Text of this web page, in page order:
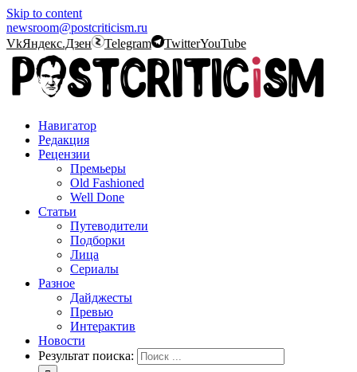
Skip to content
newsroom@postcriticism.ru
VkЯндекс.Дзен Telegram TwitterYouTube
Навигатор
Редакция
Рецензии
Премьеры
Old Fashioned
Well Done
Статьи
Путеводители
Подборки
Лица
Сериалы
Разное
Дайджесты
Превью
Интерактив
Новости
Результат поиска: